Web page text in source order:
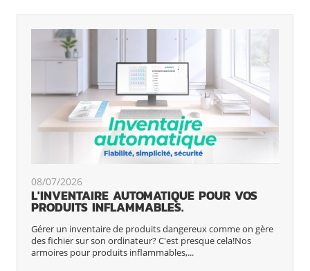
08/07/2026
L'INVENTAIRE AUTOMATIQUE POUR VOS
PRODUITS INFLAMMABLES.
Gérer un inventaire de produits dangereux comme on gère
des fichier sur son ordinateur? C'est presque cela!Nos
armoires pour produits inflammables,...